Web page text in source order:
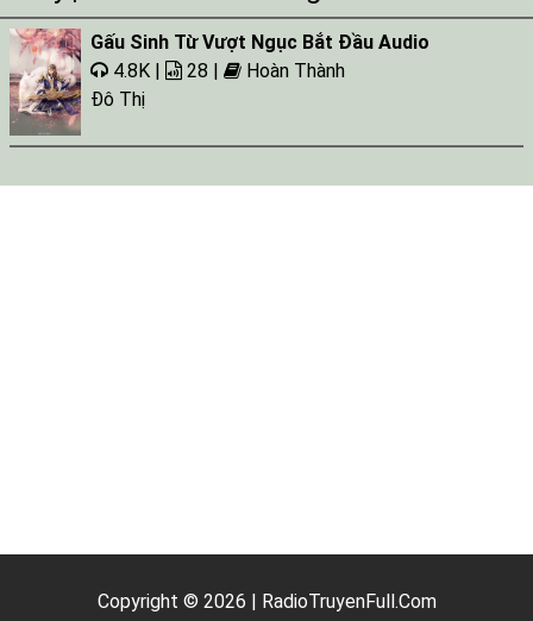
Gấu Sinh Từ Vượt Ngục Bắt Đầu Audio
4.8K |
28 |
Hoàn Thành
Đô Thị
Copyright © 2026 | RadioTruyenFull.Com